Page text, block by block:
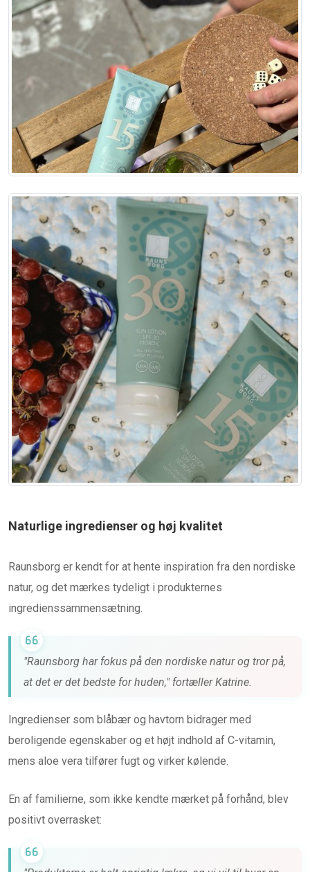
Naturlige ingredienser og høj kvalitet
Raunsborg er kendt for at hente inspiration fra den nordiske
natur, og det mærkes tydeligt i produkternes
ingredienssammensætning.
"Raunsborg har fokus på den nordiske natur og tror på,
at det er det bedste for huden," fortæller Katrine.
Ingredienser som blåbær og havtorn bidrager med
beroligende egenskaber og et højt indhold af C-vitamin,
mens aloe vera tilfører fugt og virker kølende.
En af familierne, som ikke kendte mærket på forhånd, blev
positivt overrasket: